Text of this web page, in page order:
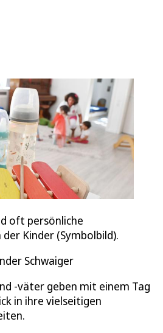
oft persönliche
Kinder (Symbolbild).
Schwaiger
-väter geben mit einem Tag
in ihre vielseitigen